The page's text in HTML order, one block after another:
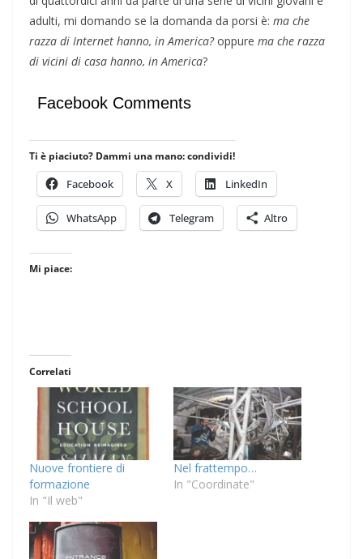
adulti, mi domando se la domanda da porsi è: ma che
razza di Internet hanno, in America?oppure ma che razza
di vicini di casa hanno, in America?
Facebook Comments
Ti è piaciuto? Dammi una mano: condividi!
Facebook X LinkedIn
WhatsApp Telegram Altro
Mi piace:
Correlati
Nuove frontiere di
formazione
In "Il web"
Nel frattempo…
In "Coordinate"